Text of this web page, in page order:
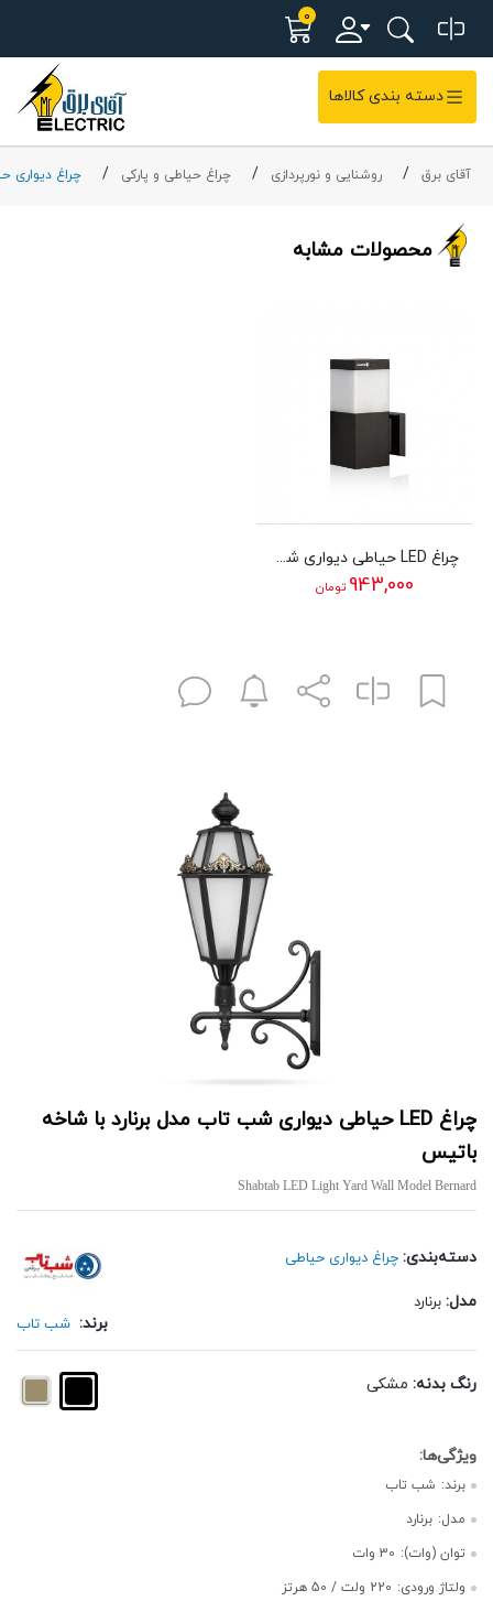
0
دسته بندی کالاها
آقای برق روشنایی و نورپردازی چراغ حیاطی و پارکی چراغ دیواری
محصولات مشابه
چراغ LED حیاطی دیواری شب تاب مدل تارا
943,000 تومان
چراغ LED حیاطی دیواری شب تاب مدل برنارد با شاخه
باتیس
Shabtab LED Light Yard Wall Model Bernard
دسته‌بندی: چراغ دیواری حیاطی
مدل: برنارد
برند: شب تاب
رنگ بدنه: مشکی
برند: شب تاب
مدل: برنارد
توان (وات): 30 وات
ولتاژ ورودی: 220 ولت / 50 هرتز